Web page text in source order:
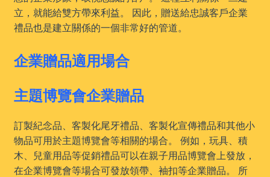
立，就能給雙方帶來利益。 因此，贈送給忠誠客戶企業
禮品也是建立關係的一個非常好的管道。
企業贈品適用場合
主題博覽會企業贈品
訂製紀念品、客製化尾牙禮品、客製化宣傳禮品和其他小
物品可用於主題博覽會等相關的場合。 例如，玩具、積
木、兒童用品等促銷禮品可以在親子用品博覽會上發放，
在企業博覽會等場合可發放領帶、袖扣等企業贈品。 所